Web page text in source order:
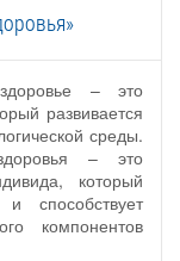
– это
развивается
среды.
– это
который
способствует
компонентов